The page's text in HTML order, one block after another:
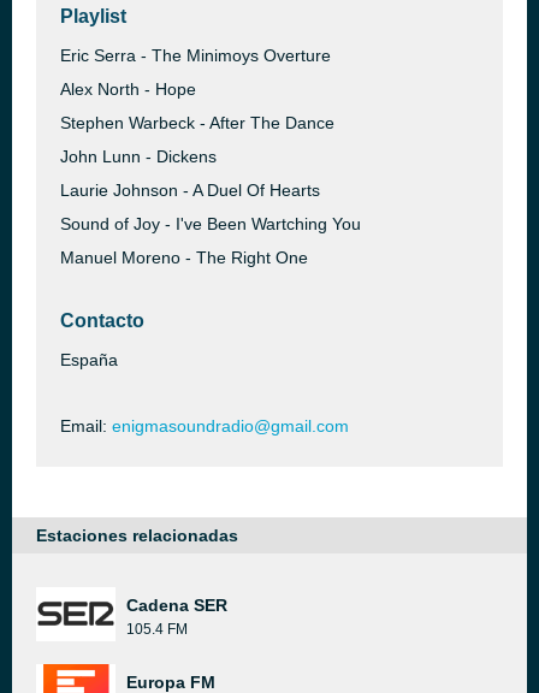
Playlist
Eric Serra - The Minimoys Overture
Alex North - Hope
Stephen Warbeck - After The Dance
John Lunn - Dickens
Laurie Johnson - A Duel Of Hearts
Sound of Joy - I've Been Wartching You
Manuel Moreno - The Right One
Contacto
España
Email: enigmasoundradio@gmail.com
Estaciones relacionadas
Cadena SER
105.4 FM
Europa FM